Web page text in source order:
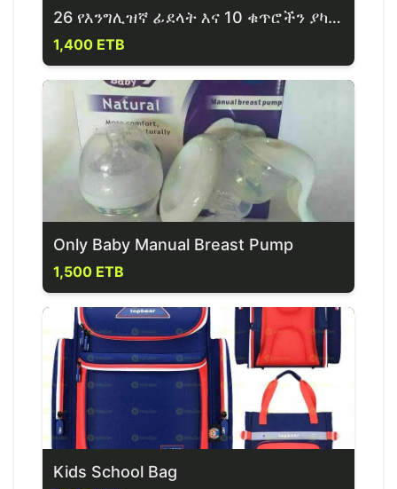
26 የእንግሊዝኛ ፊደላት እና 10 ቁጥሮችን ያካተተ መማሪያ ምንጣፍ
1,400 ETB
Only Baby Manual Breast Pump
1,500 ETB
Kids School Bag